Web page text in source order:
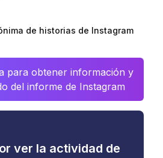
de historias de Instagram
para obtener información y
del informe de Instagram
ver la actividad de